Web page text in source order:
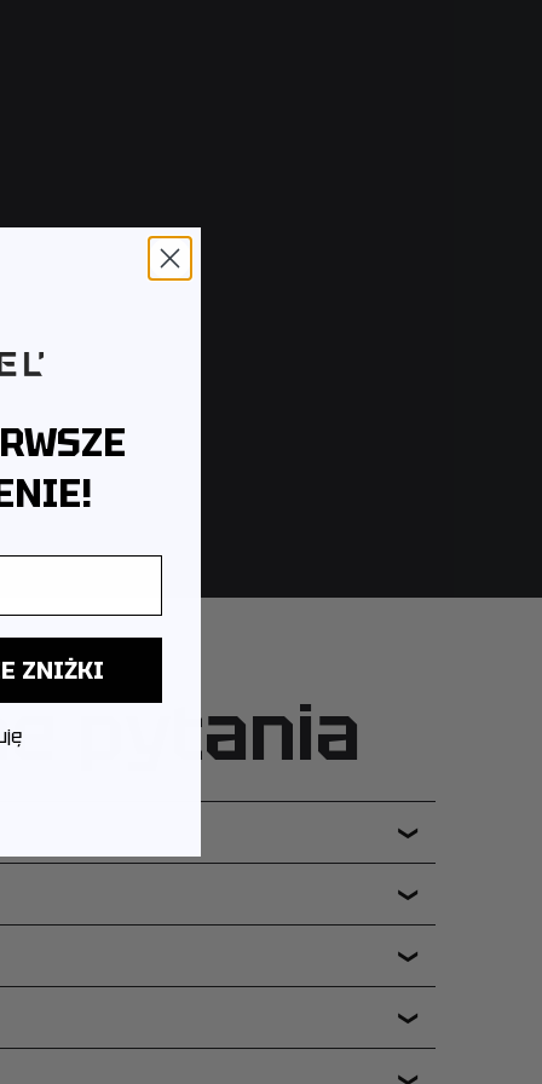
pytania
❯
❯
❯
❯
❯
ZNIŻKI